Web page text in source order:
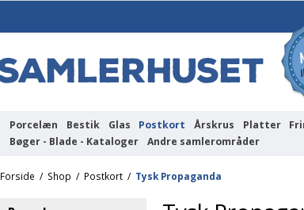
Porcelæn Bestik Glas Postkort Årskrus Platter
Bøger - Blade - Kataloger
Andre samlerområder
Forside / Shop / Postkort / Tysk Propaganda